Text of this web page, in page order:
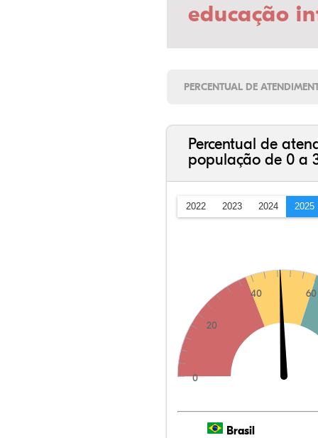
educação
PERCENTUAL DE
Percentual de
população de 0 a
2022 2023 2024 2025
0
20
40 60
Brasil